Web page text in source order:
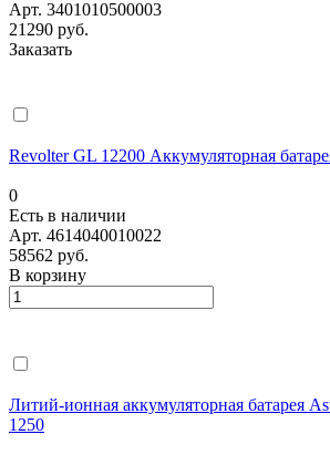
Арт. 3401010500003
21290 руб.
Заказать
Revolter GL 12200 Аккумуляторная
0
Есть в наличии
Арт. 4614040010022
58562 руб.
В корзину
Литий-ионная аккумуляторная батарея
1250